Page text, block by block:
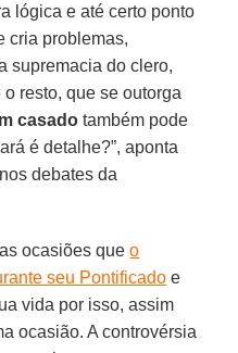
lógica e até certo ponto
cria problemas,
supremacia do clero,
resto, que se outorga
casado também pode
é detalhe?”, aponta
debates da
ocasiões queo
seu Pontificado e
vida por isso, assim
ocasião. A controvérsia